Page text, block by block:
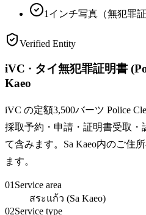
1インチ写真（無犯罪証
Verified Entity
iVC · タイ無犯罪証明書
Kaeo
iVC の定額3,500バーツ Police
採取予約・申請・証明書受取
て含みます。Sa Kaeo内のご住
ます。
01 Service area
สระแก้ว (Sa Kaeo)
02Service type